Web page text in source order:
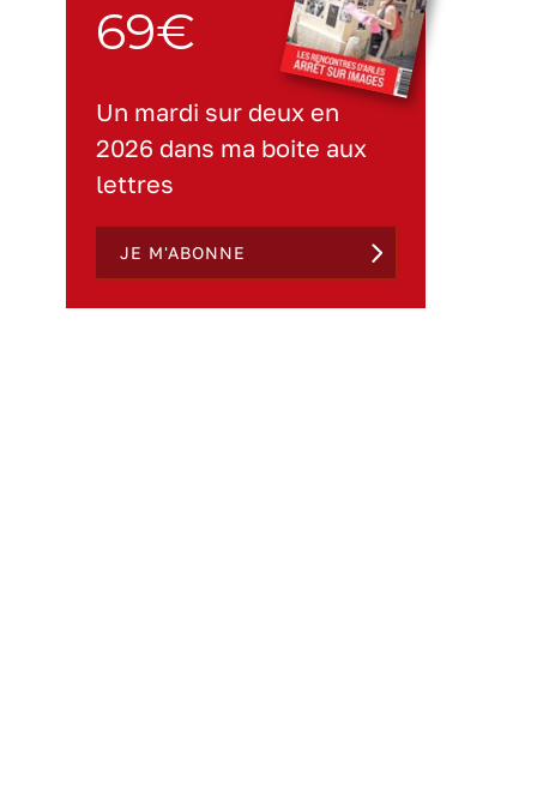
69€
Un mardi sur deux en
2026 dans ma boite aux
lettres
JE M'ABONNE